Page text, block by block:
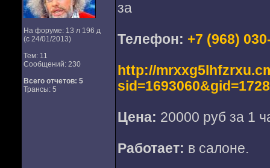
На форуме: 13 л 196 д
(с 24/01/2013)
Тем: 11
Сообщений: 230
Всего отчетов: 5
Трансы: 5
за
Телефон: +7 (968)
http://
Цена: 20000 руб за 1
Работает: в салоне.